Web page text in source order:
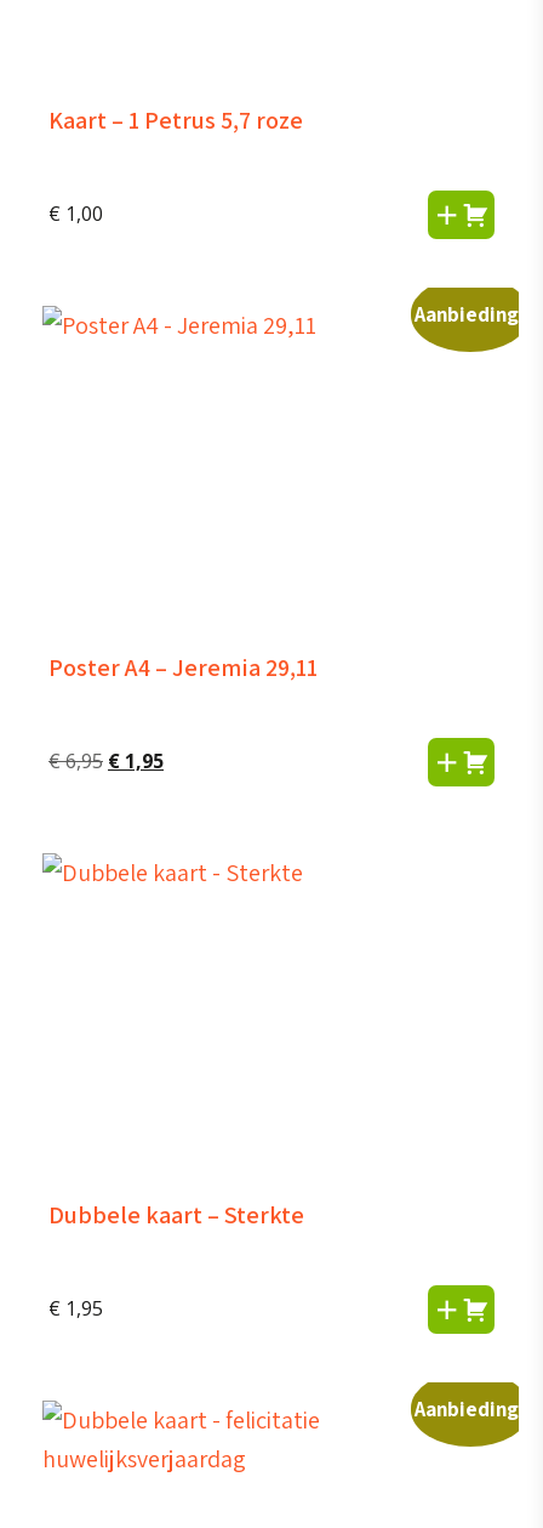
Kaart – 1 Petrus 5,7 roze
€ 1,00
Aanbieding!
Poster A4 – Jeremia 29,11
€6,95 Oorspronkelijke
€ 1,95Huidige
Dubbele kaart – Sterkte
€ 1,95
Aanbieding!